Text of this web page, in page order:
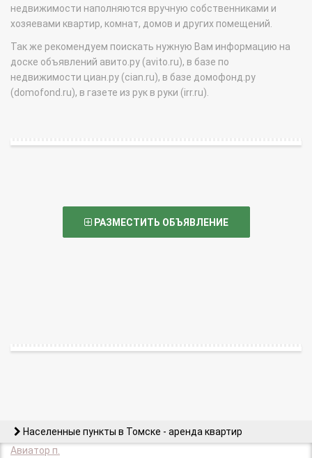
недвижимости наполняются вручную собственниками и
хозяевами квартир, комнат, домов и других помещений.
Так же рекомендуем поискать нужную Вам информацию на
доске объявлений авито.ру (avito.ru), в базе по
недвижимости циан.ру (cian.ru), в базе домофонд.ру
(domofond.ru), в газете из рук в руки (irr.ru).
РАЗМЕСТИТЬ ОБЪЯВЛЕНИЕ
Населенные пункты в Томске - аренда квартир
Авиатор п.